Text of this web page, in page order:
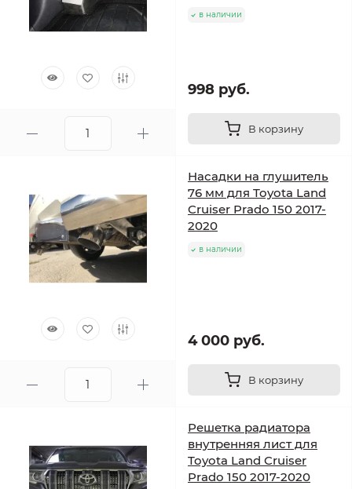
в наличии
998 руб.
В корзину
Насадки на глушитель
76 мм для Toyota Land
Cruiser Prado 150 2017-
2020
в наличии
4 000 руб.
В корзину
Решетка радиатора
внутренняя лист для
Toyota Land Cruiser
Prado 150 2017-2020